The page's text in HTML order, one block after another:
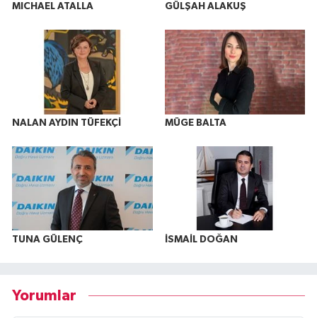
MICHAEL ATALLA GÜLŞAH ALAKUŞ
NALAN AYDIN TÜFEKÇİ MÜGE BALTA
TUNA GÜLENÇ İSMAİL DOĞAN
Yorumlar